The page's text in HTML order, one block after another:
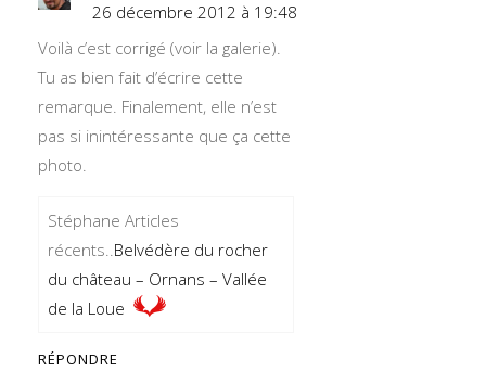
26 décembre 2012 à 19:48
Voilà c’est corrigé (voir la galerie).
Tu as bien fait d’écrire cette
remarque. Finalement, elle n’est
pas si inintéressante que ça cette
photo.
Stéphane Articles
récents..Belvédère du rocher
du château – Ornans – Vallée
de la Loue
RÉPONDRE